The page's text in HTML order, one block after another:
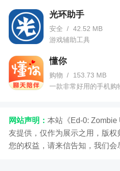
光环助手
安全 / 42.52 MB
游戏辅助工具
懂你
购物 /
153.73 MB
一款非常好用的手机购
网站声明： 本站《Ed-0: Zombie
友提供，仅作为展示之用，版权
您的权益，请来信告知，我们会